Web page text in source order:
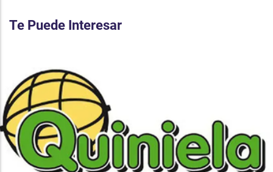
Te Puede Interesar